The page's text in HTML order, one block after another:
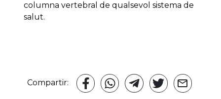
columna vertebral de qualsevol sistema de
salut.
Compartir: